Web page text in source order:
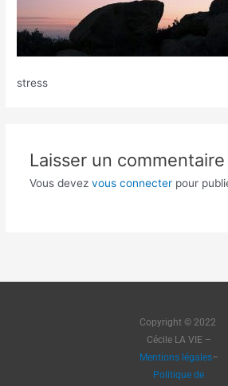
stress
Laisser un commentaire
Vous devez vous connecterpour
Copyright © 2022
Cécile LA VIE –
Mentions légales–
Politique de